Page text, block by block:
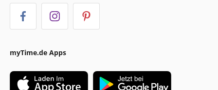
myTime.de Apps